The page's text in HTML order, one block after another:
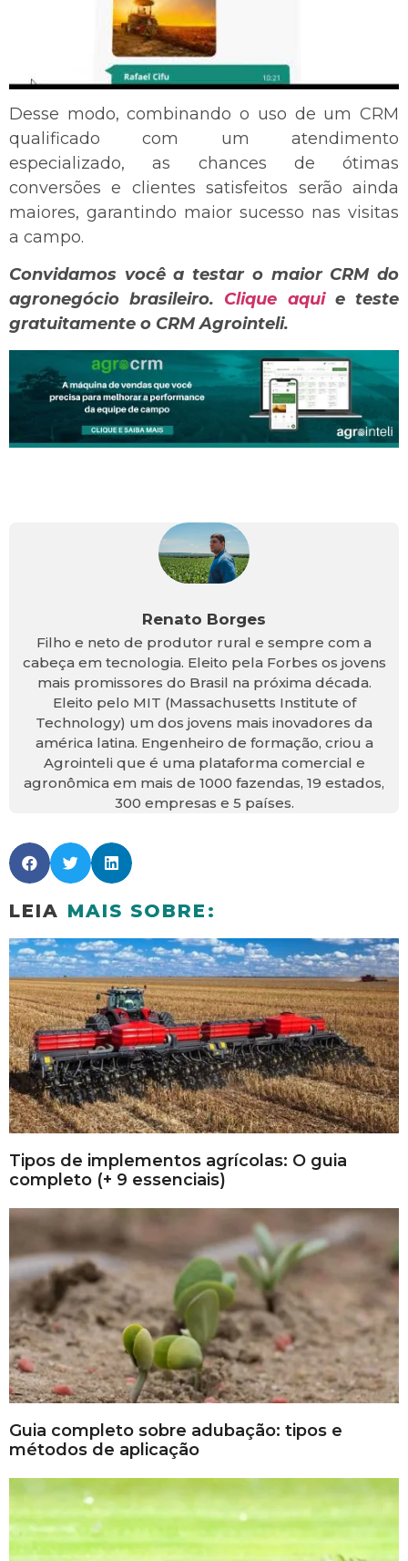
Desse modo, combinando o uso de um CRM
qualificado com um atendimento
especializado, as chances de ótimas
conversões e clientes satisfeitos serão ainda
maiores, garantindo maior sucesso nas visitas
a campo.
Convidamos você a testar o maior CRM do
agronegócio brasileiro. Clique aquie teste
gratuitamente o CRM Agrointeli.
Renato Borges
Filho e neto de produtor rural e sempre com a
cabeça em tecnologia. Eleito pela Forbes os jovens
mais promissores do Brasil na próxima década.
Eleito pelo MIT (Massachusetts Institute of
Technology) um dos jovens mais inovadores da
américa latina. Engenheiro de formação, criou a
Agrointeli que é uma plataforma comercial e
agronômica em mais de 1000 fazendas, 19 estados,
300 empresas e 5 países.
LEIA MAIS SOBRE:
Tipos de implementos agrícolas: O guia
completo (+ 9 essenciais)
Guia completo sobre adubação: tipos e
métodos de aplicação